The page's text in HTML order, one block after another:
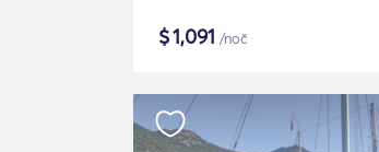
$1,091 /noč